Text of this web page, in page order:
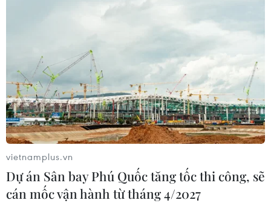
Triệt phá đường dây ma túy lớn từ
Campuchia về Việt Nam tiêu thụ
05/12/2016 03:12
Công an Thành phố Hồ Chí Minh vừa triệt phá thành
công một đường dây ma túy lớn từ Campuchia đem về
Việt Nam tiêu thụ do Nguyễn Duy Thạch Thảo điều
hành.
vietnamplus.vn
Dự án Sân bay Phú Quốc tăng tốc thi công, sẽ
cán mốc vận hành từ tháng 4/2027